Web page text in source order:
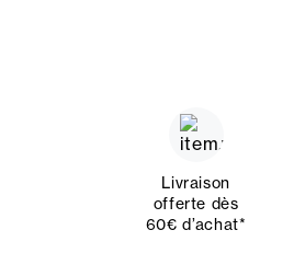
Livraison
offerte dès
60€ d’achat*